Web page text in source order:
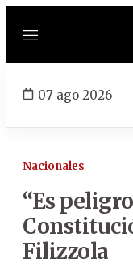
Menú
07 ago 2026
Nacionales
“Es
Filizzola